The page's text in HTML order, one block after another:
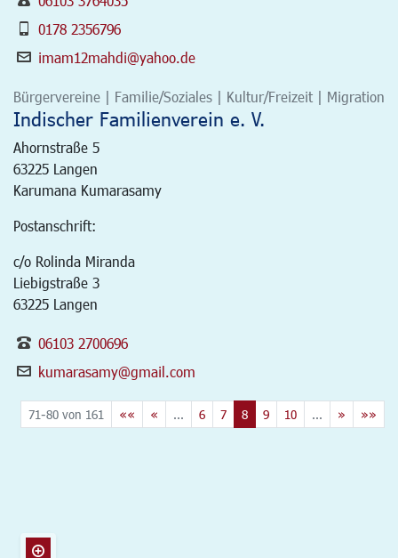
0178 2356796
imam12mahdi@yahoo.de
Bürgervereine | Familie/Soziales | Kultur/Freizeit | Migration
Indischer Familienverein e. V.
Ahornstraße 5
63225 Langen
Karumana Kumarasamy
Postanschrift:
c/o Rolinda Miranda
Liebigstraße 3
63225 Langen
06103 2700696
kumarasamy@gmail.com
71-80 von 161 «« « ... 6 7 8 9 10 ... » »»